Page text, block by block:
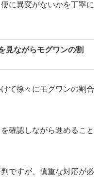
に異変がないかを丁寧に
見ながらモグワンの割
て徐々にモグワンの割合
確認しながら進めること
ですが、慎重な対応が必